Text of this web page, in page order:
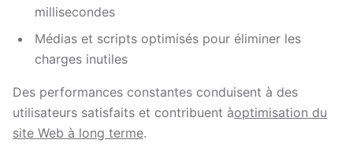
millisecondes
Médias et scripts optimisés pour éliminer les
charges inutiles
Des performances constantes conduisent à des
utilisateurs satisfaits et contribuent àoptimisation du
site Web à long terme.